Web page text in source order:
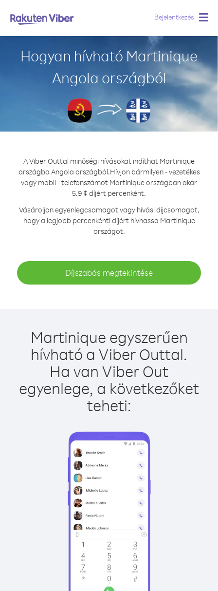
Bejelentkezés
Hogyan hívható Martinique
Angola országból
A Viber Outtal minőségi hívásokat indíthat Martinique
országba Angola országból.Hívjon bármilyen - vezetékes
vagy mobil - telefonszámot Martinique országban akár
5.9 ¢ díjért percenként.
Vásároljon egyenlegcsomagot vagy hívási díjcsomagot,
hogy a legjobb percenkénti díjért hívhassa Martinique
országot.
Díjszabás megtekintése
Martinique egyszerűen
hívható a Viber Outtal.
Ha van Viber Out
egyenlege, a következőket
teheti: